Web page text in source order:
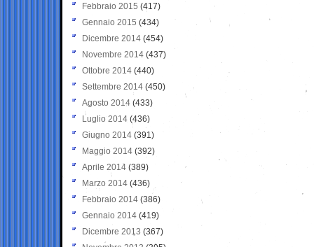
Febbraio 2015 (417)
Gennaio 2015 (434)
Dicembre 2014 (454)
Novembre 2014 (437)
Ottobre 2014 (440)
Settembre 2014 (450)
Agosto 2014 (433)
Luglio 2014 (436)
Giugno 2014 (391)
Maggio 2014 (392)
Aprile 2014 (389)
Marzo 2014 (436)
Febbraio 2014 (386)
Gennaio 2014 (419)
Dicembre 2013 (367)